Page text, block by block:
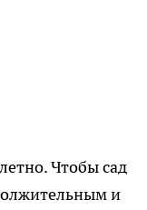
Чтобы сад
и